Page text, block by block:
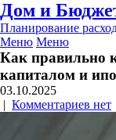
Дом и
Планирование
Меню Меню
Как правильно
капиталом и
03.10.2025
| Комментариев нет